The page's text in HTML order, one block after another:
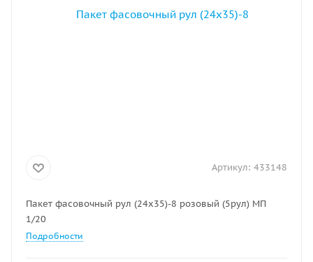
Артикул: 433148
Пакет фасовочный рул (24х35)-8 розовый (5рул) МП
1/20
Подробности